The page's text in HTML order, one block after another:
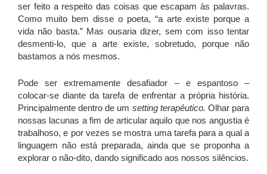
ser feito a respeito das coisas que escapam às palavras.
Como muito bem disse o poeta, “a arte existe porque a
vida não basta.” Mas ousaria dizer, sem com isso tentar
desmenti-lo, que a arte existe, sobretudo, porque não
bastamos a nós mesmos.
Pode ser extremamente desafiador – e espantoso –
colocar-se diante da tarefa de enfrentar a própria história.
Principalmente dentro de um setting terapêutico. Olhar para
nossas lacunas a fim de articular aquilo que nos angustia é
trabalhoso, e por vezes se mostra uma tarefa para a qual a
linguagem não está preparada, ainda que se proponha a
explorar o não-dito, dando significado aos nossos silêncios.